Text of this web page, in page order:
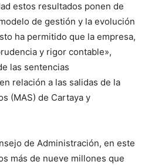
estos resultados ponen de
de gestión y la evolución
ha permitido que la empresa,
y rigor contable»,
las sentencias
relación a las salidas de la
(MAS) de Cartaya y
de Administración, en este
más de nueve millones que